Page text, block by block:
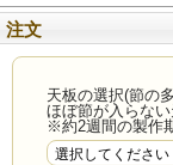
注文
天板の選択(節の
ほぼ節が入らな
※約2週間の製作